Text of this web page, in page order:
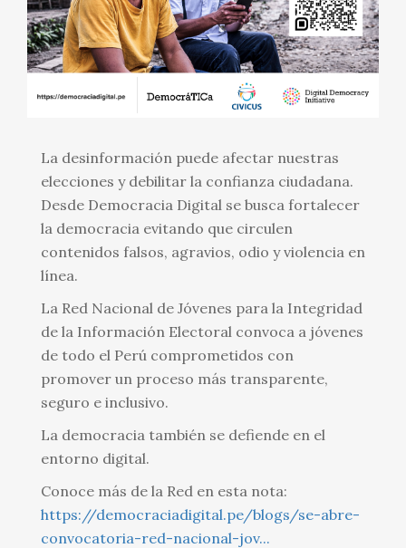
La desinformación puede afectar nuestras
elecciones y debilitar la confianza ciudadana.
Desde Democracia Digital se busca fortalecer
la democracia evitando que circulen
contenidos falsos, agravios, odio y violencia en
línea.
La Red Nacional de Jóvenes para la Integridad
de la Información Electoral convoca a jóvenes
de todo el Perú comprometidos con
promover un proceso más transparente,
seguro e inclusivo.
La democracia también se defiende en el
entorno digital.
Conoce más de la Red en esta nota:
https://democraciadigital.pe/blogs/se-abre-
convocatoria-red-nacional-jov...